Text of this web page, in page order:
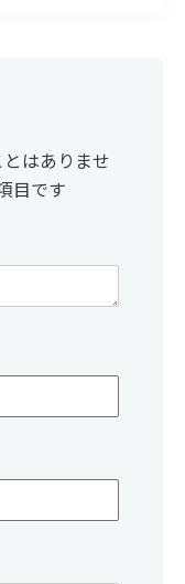
はありませ
目です